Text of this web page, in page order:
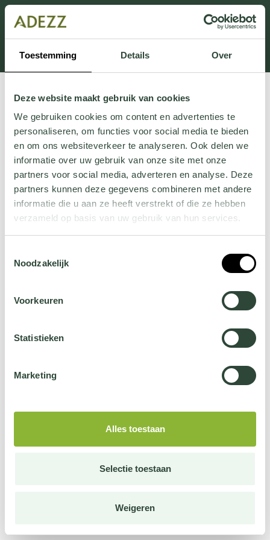
Toestemming Details Over
Deze website maakt gebruik van cookies
We gebruiken cookies om content en advertenties te
personaliseren, om functies voor social media te bieden
en om ons websiteverkeer te analyseren. Ook delen we
informatie over uw gebruik van onze site met onze
partners voor social media, adverteren en analyse. Deze
partners kunnen deze gegevens combineren met andere
informatie die u aan ze heeft verstrekt of die ze hebben
verzameld op basis van uw gebruik van hun services.
jehier.
Noodzakelijk
Voorkeuren
Statistieken
Marketing
Alles toestaan
Selectie toestaan
Weigeren
Dit onderdeel is momenteel in onderhoud.
Als je informatie mist kun je ons bellen +31 413 274
168 of mailen
Customersupport@adezz.com.